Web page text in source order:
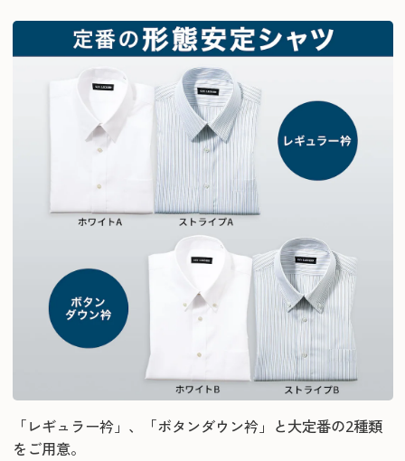
「レギュラー衿」、「ボタンダウン衿」と大定番の2種類
をご用意。